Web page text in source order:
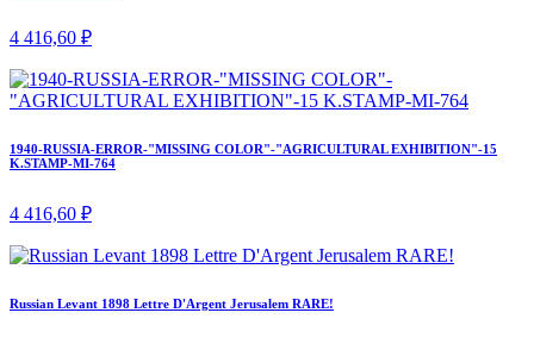
4 416,60 ₽
1940-RUSSIA-ERROR-"MISSING COLOR"-"AGRICULTURAL EXHIBITION"-15
K.STAMP-MI-764
4 416,60 ₽
Russian Levant 1898 Lettre D'Argent Jerusalem RARE!